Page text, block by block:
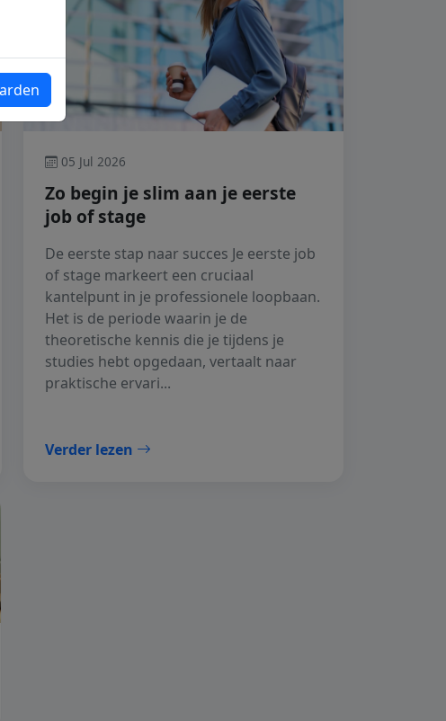
05 Jul 2026
Zo begin je slim aan je eerste
job of stage
De eerste stap naar succes Je eerste job
of stage markeert een cruciaal
kantelpunt in je professionele loopbaan.
Het is de periode waarin je de
theoretische kennis die je tijdens je
studies hebt opgedaan, vertaalt naar
praktische ervari...
Verder lezen